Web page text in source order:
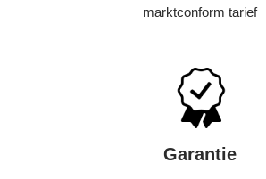
marktconform tarief
Garantie